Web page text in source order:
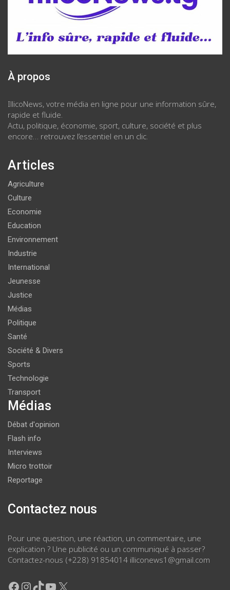
À propos
IllicoNews, votre média en ligne pour une information sûre,
rapide et fluide.
Actu, politique, économie, sport, culture, société et plus
encore… retrouvez l’essentiel en un clic.
Articles
Agriculture
Culture
Economie
Education
Environnement
Industrie
International
Jeunesse
Justice
Médias
Politique
Santé
Société & Divers
Sports
Technologie
Transport
Médias
Débat d'opinion
Flash info
Interviews
Micro trottoir
Reportage
Contactez nous
Pour une question, une réaction, un commentaire, une
explication ? Une publicité ou un communiqué à passer?
Contactez-nous (+228) 91854014 illiconews1@gmail.com
Facebook
Instagram
TikTok
YouTube
X